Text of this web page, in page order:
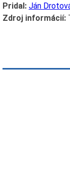
Pridal: Ján
Zdroj informácií: